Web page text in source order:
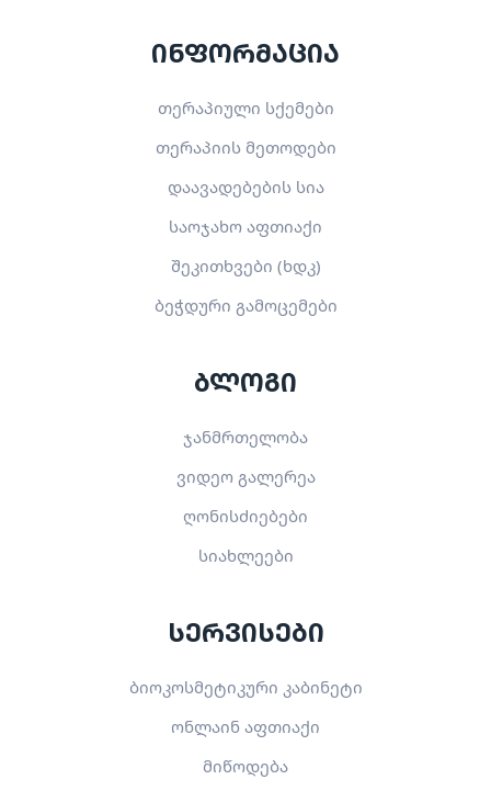
ინფორმაცია
თერაპიული სქემები
თერაპიის მეთოდები
დაავადებების სია
საოჯახო აფთიაქი
შეკითხვები (ხდკ)
ბეჭდური გამოცემები
ბლოგი
ჯანმრთელობა
ვიდეო გალერეა
ღონისძიებები
სიახლეები
სერვისები
ბიოკოსმეტიკური კაბინეტი
ონლაინ აფთიაქი
მიწოდება